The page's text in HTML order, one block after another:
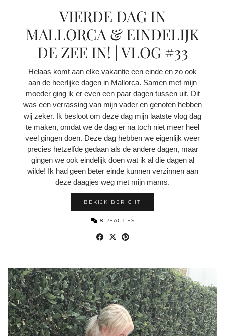
VIERDE DAG IN
MALLORCA & EINDELIJK
DE ZEE IN! | VLOG #33
Helaas komt aan elke vakantie een einde en zo ook
aan de heerlijke dagen in Mallorca. Samen met mijn
moeder ging ik er even een paar dagen tussen uit. Dit
was een verrassing van mijn vader en genoten hebben
wij zeker. Ik besloot om deze dag mijn laatste vlog dag
te maken, omdat we de dag er na toch niet meer heel
veel gingen doen. Deze dag hebben we eigenlijk weer
precies hetzelfde gedaan als de andere dagen, maar
gingen we ook eindelijk doen wat ik al die dagen al
wilde! Ik had geen beter einde kunnen verzinnen aan
deze daagjes weg met mijn mams.
BEKIJK BERICHT
8 REACTIES